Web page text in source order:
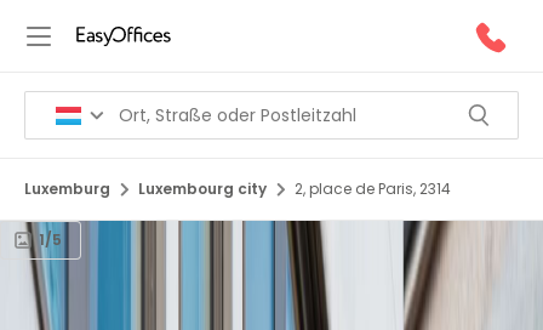
Luxemburg Luxembourg city 2, place de Paris, 2314
1/5